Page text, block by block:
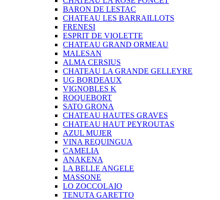
BARON DE LESTAC
CHATEAU LES BARRAILLOTS
FRENESI
ESPRIT DE VIOLETTE
CHATEAU GRAND ORMEAU
MALESAN
ALMA CERSIUS
CHATEAU LA GRANDE GELLEYRE
UG BORDEAUX
VIGNOBLES K
ROQUEBORT
SATO GRONA
CHATEAU HAUTES GRAVES
CHATEAU HAUT PEYROUTAS
AZUL MUJER
VINA REQUINGUA
CAMELIA
ANAKENA
LA BELLE ANGELE
MASSONE
LO ZOCCOLAIO
TENUTA GARETTO